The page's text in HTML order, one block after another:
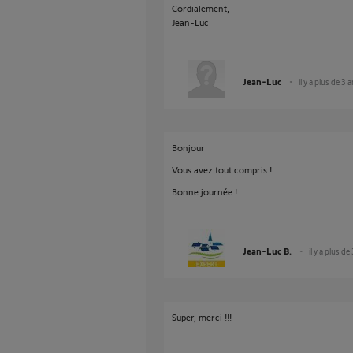
Cordialement,
Jean-Luc
Jean-Luc il y a plus de 3
Bonjour
Vous avez tout compris !
Bonne journée !
Jean-Luc B. il y a plus de
Super, merci !!!